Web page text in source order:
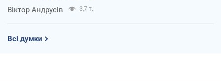
Віктор Андрусів 3,7 т.
Всі думки